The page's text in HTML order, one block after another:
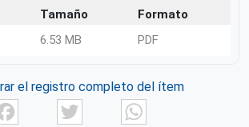
Tamaño
Formato
6.53 MB PDF
el registro completo del ítem
FacebookTwitter